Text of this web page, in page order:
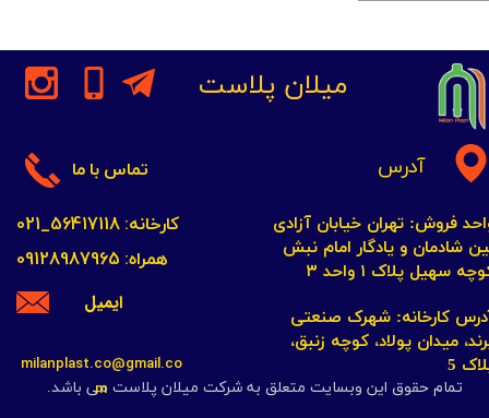
تمام حقوق این وبسایت متعلق به شرکت میلان پلاست می باشد.
تماس با ما
میلان پلاست
کارخانه: 56417118_021
همراه: 09128987965
آدرس
فروش: تهران خیابان آزادی
شادمان و یادگار امام نبش
سهیل پلاک ۱ واحد ۳​​​​​​​
کارخانه: شهرک صنعتی
میدان پولاد، کوچه زنبق،
5
ایمیل
milanplast.co@gmail.co
m